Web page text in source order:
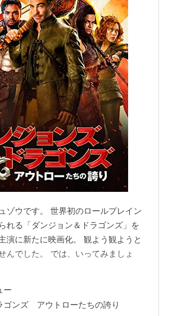
ゾウです。 世界初のロールプレイン
れる「ダンジョン＆ドラゴンズ」を
演に新たに映画化。 観よう観ようと
んでした。 では、いってみましょ
ー
ゴンズ アウトローたちの誇り